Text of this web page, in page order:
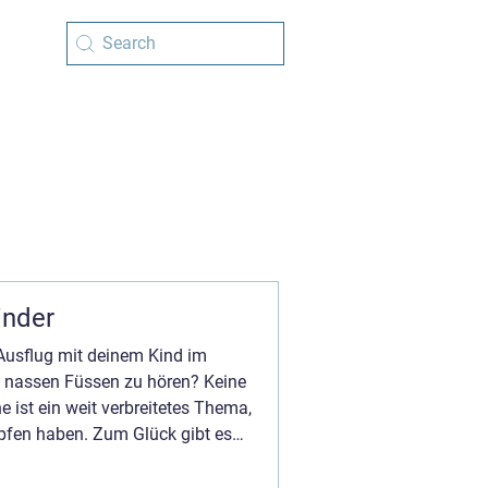
mit deinem Kind im
Füssen zu hören? Keine
ist ein weit verbreitetes Thema,
haben. Zum Glück gibt es